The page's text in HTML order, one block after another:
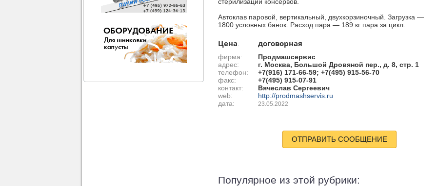
Автоклав паровой, вертикальный, двухкорзиночный. Загрузка —
1800 условных банок. Расход пара — 189 кг пара за цикл.
Цена: договорная
фирма:
Продмашсервис
адрес:
г. Москва, Большой Дровяной пер., д. 8, стр. 1
телефон:
+7(916) 171-66-59; +7(495) 915-56-70
факс:
+7(495) 915-07-91
контакт:
Вячеслав Сергеевич
web:
http://prodmashservis.ru
дата:
23.05.2022
ОТПРАВИТЬ СООБЩЕНИЕ
Популярное из этой рубрики: